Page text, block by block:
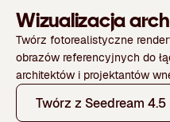
Wizualizacja
Twórz fotorealistyczne
obrazów referencyjnych do
architektów i projektantów
Twórz z Seedream 4.5